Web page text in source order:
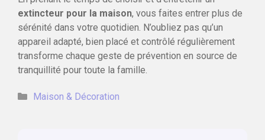
extincteur pour la maison, vous faites entrer plus de
sérénité dans votre quotidien. N’oubliez pas qu’un
appareil adapté, bien placé et contrôlé régulièrement
transforme chaque geste de prévention en source de
tranquillité pour toute la famille.
Catégories
Maison & Décoration